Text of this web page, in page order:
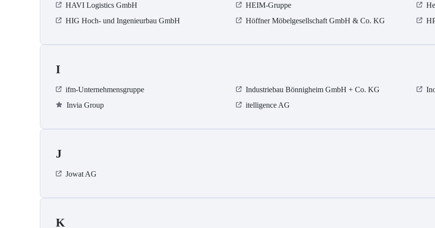
HAVI Logistics GmbH HEIM-Gruppe
HIG Hoch- und Ingenieurbau GmbH
Höffner Möbelgesellschaft GmbH & Co. KG
I
ifm-Unternehmensgruppe Industriebau Bönnigheim GmbH + Co. KG
Invia Group
itelligence AG
J
Jowat AG
K